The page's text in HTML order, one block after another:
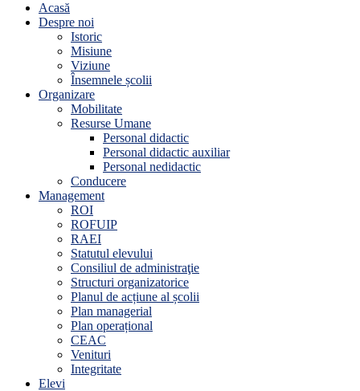
Acasă
Despre noi
Istoric
Misiune
Viziune
Însemnele școlii
Organizare
Mobilitate
Resurse Umane
Personal didactic
Personal didactic auxiliar
Personal nedidactic
Conducere
Management
ROI
ROFUIP
RAEI
Statutul elevului
Consiliul de administraţie
Structuri organizatorice
Planul de acțiune al școlii
Plan managerial
Plan operațional
CEAC
Venituri
Integritate
Elevi